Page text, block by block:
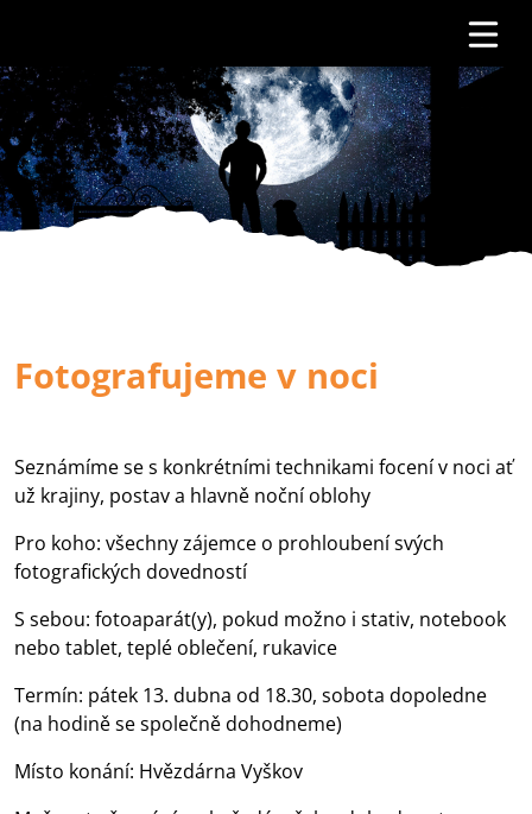
Fotografujeme v noci
Seznámíme se s konkrétními technikami focení v noci ať
už krajiny, postav a hlavně noční oblohy
Pro koho: všechny zájemce o prohloubení svých
fotografických dovedností
S sebou: fotoaparát(y), pokud možno i stativ, notebook
nebo tablet, teplé oblečení, rukavice
Termín: pátek 13. dubna od 18.30, sobota dopoledne
(na hodině se společně dohodneme)
Místo konání: Hvězdárna Vyškov